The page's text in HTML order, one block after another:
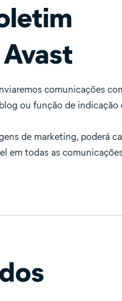
comunicações
ou função de indicação
de marketing, poderá
em todas as